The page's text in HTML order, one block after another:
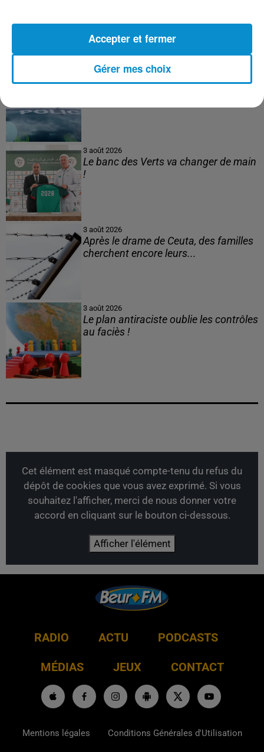
4 août 2026
Mort de Cheikh F., l’enquête fragilise la
3 août 2026
Le banc des Verts va changer de main
!
3 août 2026
Après le drame de Ceuta, des familles
cherchent encore leurs...
3 août 2026
Le plan antiraciste oublie les contrôles
au faciès !
Cet élément est masqué compte-tenu du refus du
dépôt de cookies que vous avez exprimé. Si vous
souhaitez l'afficher, merci de nous donner votre
accord en cliquant sur le bouton ci-dessous.
Afficher l'élément
RADIO ACTU PODCASTS
MÉDIAS JEUX CONTACT
Mentions légales Conditions Générales d'Utilisation
Gérer mes choix
Accepter et fermer